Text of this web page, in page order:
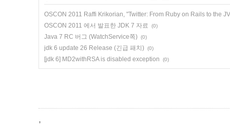
OSCON 2011 Raffi Krikorian, "Twitter: From Ruby on Rails to the
OSCON 2011 에서 발표한 JDK 7 자료
(0)
Java 7 RC 버그 (WatchService쪽) (0)
jdk 6 update 26 Release (긴급 패치) (0)
[jdk 6] MD2withRSA is disabled exception (0)
,